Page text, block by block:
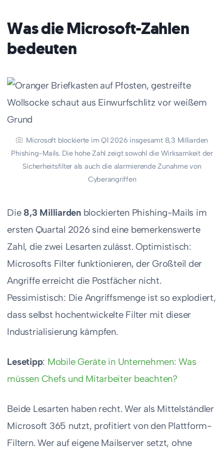
Was die Microsoft-Zahlen
bedeuten
Microsoft blockierte im Q1 2026 insgesamt 8,3 Milliarden
Phishing-Mails. Die hohe Zahl zeigt sowohl die Wirksamkeit der
Sicherheitsfilter als auch die alarmierende Zunahme von
Cyberangriffen
Die 8,3 Milliardenblockierten Phishing-Mails im
ersten Quartal 2026 sind eine bemerkenswerte
Zahl, die zwei Lesarten zulässt. Optimistisch:
Microsofts Filter funktionieren, der Großteil der
Angriffe erreicht die Postfächer nicht.
Pessimistisch: Die Angriffsmenge ist so explodiert,
dass selbst hochentwickelte Filter mit dieser
Industrialisierung kämpfen.
Lesetipp: Mobile Geräte in Unternehmen: Was
müssen Chefs und Mitarbeiter beachten?
Beide Lesarten haben recht. Wer als Mittelständler
Microsoft 365 nutzt, profitiert von den Plattform-
Filtern. Wer auf eigene Mailserver setzt, ohne